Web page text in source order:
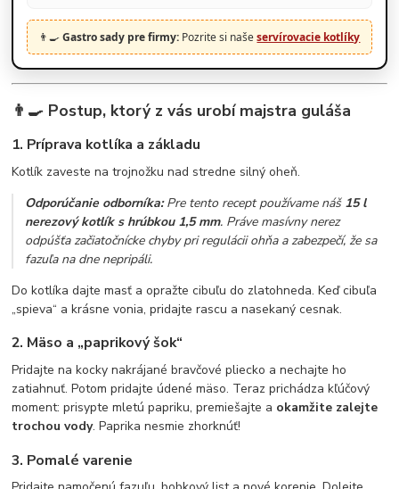
👨‍🍳Gastro sady pre firmy: Pozrite si našeservírovacie kotlíky
👨‍🍳 Postup, ktorý z vás urobí majstra guláša
1. Príprava kotlíka a základu
Kotlík zaveste na trojnožku nad stredne silný oheň.
Odporúčanie odborníka:Pre tento recept používame náš 15 l
nerezový kotlík s hrúbkou 1,5 mm. Práve masívny nerez
odpúšťa začiatočnícke chyby pri regulácii ohňa a zabezpečí, že sa
fazuľa na dne nepripáli.
Do kotlíka dajte masť a opražte cibuľu do zlatohneda. Keď cibuľa
„spieva“ a krásne vonia, pridajte rascu a nasekaný cesnak.
2. Mäso a „paprikový šok“
Pridajte na kocky nakrájané bravčové pliecko a nechajte ho
zatiahnuť. Potom pridajte údené mäso. Teraz prichádza kľúčový
moment: prisypte mletú papriku, premiešajte a okamžite zalejte
trochou vody. Paprika nesmie zhorknúť!
3. Pomalé varenie